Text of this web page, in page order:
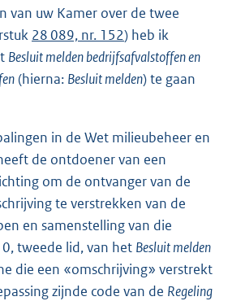
van uw Kamer over de twee
28 089, nr. 152) heb ik
Besluit melden bedrijfsafvalstoffen en
(hierna: Besluit melden) te gaan
in de Wet milieubeheer en
de ontdoener van een
om de ontvanger van de
te verstrekken van de
en samenstelling van die
tweede lid, van het Besluit melden
die een «omschrijving» verstrekt
zijnde code van de Regeling